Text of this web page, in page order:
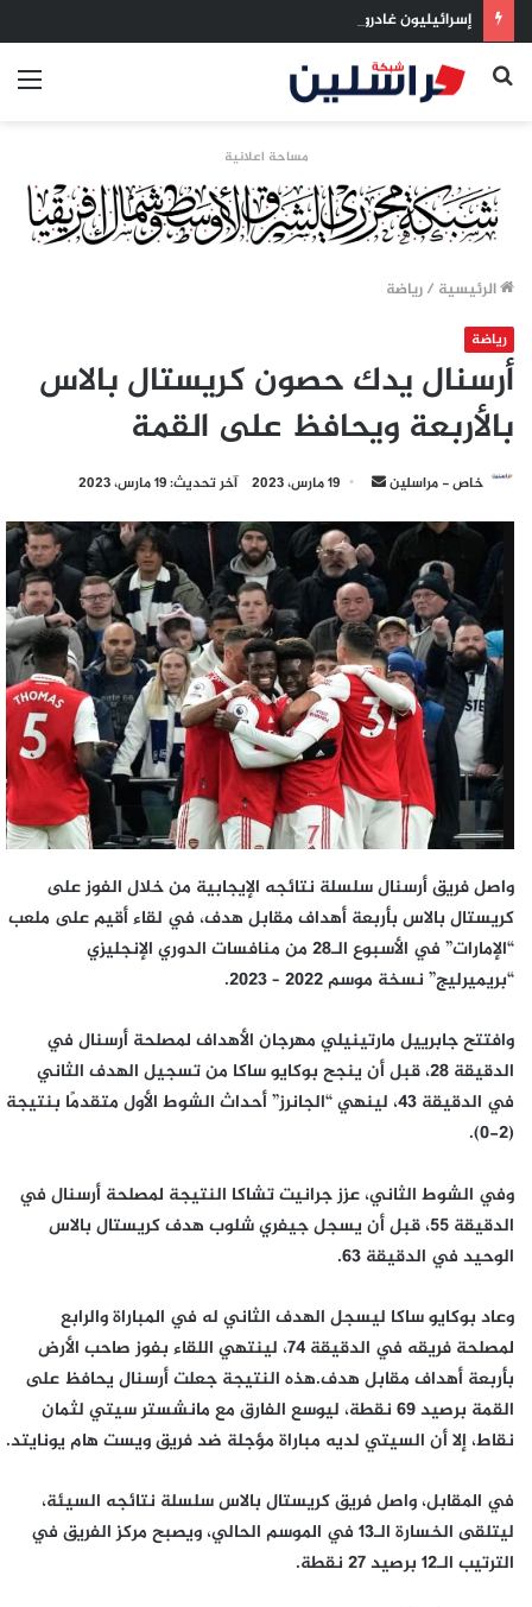
إسرائيليون غادروا بلا رجعة: اخترنا الهجرة لنعيش بلا خوف
بحث
مساحة اعلانية
الرئيسية /رياضة
رياضة
أرسنال يدك حصون كريستال بالاس
بالأربعة ويحافظ على القمة
خاص - مراسلين
أرسل
إلكترونيا
19 مارس، 2023 آخر تحديث: 19 مارس، 2023
واصل فريق أرسنال سلسلة نتائجه الإيجابية من خلال الفوز على
كريستال بالاس بأربعة أهداف مقابل هدف، في لقاء أقيم على ملعب
“الإمارات” في الأسبوع الـ28 من منافسات الدوري الإنجليزي
“بريميرليج” نسخة موسم 2022 – 2023.
وافتتح جابرييل مارتينيلي مهرجان الأهداف لمصلحة أرسنال في
الدقيقة 28، قبل أن ينجح بوكايو ساكا من تسجيل الهدف الثاني
في الدقيقة 43، لينهي “الجانرز” أحداث الشوط الأول متقدمًا بنتيجة
(2-0).
وفي الشوط الثاني، عزز جرانيت تشاكا النتيجة لمصلحة أرسنال في
الدقيقة 55، قبل أن يسجل جيفري شلوب هدف كريستال بالاس
الوحيد في الدقيقة 63.
وعاد بوكايو ساكا ليسجل الهدف الثاني له في المباراة والرابع
لمصلحة فريقه في الدقيقة 74، لينتهي اللقاء بفوز صاحب الأرض
بأربعة أهداف مقابل هدف.هذه النتيجة جعلت أرسنال يحافظ على
القمة برصيد 69 نقطة، ليوسع الفارق مع مانشستر سيتي لثمان
نقاط، إلا أن السيتي لديه مباراة مؤجلة ضد فريق ويست هام يونايتد.
في المقابل، واصل فريق كريستال بالاس سلسلة نتائجه السيئة،
ليتلقى الخسارة الـ13 في الموسم الحالي، ويصبح مركز الفريق في
الترتيب الـ12 برصيد 27 نقطة.